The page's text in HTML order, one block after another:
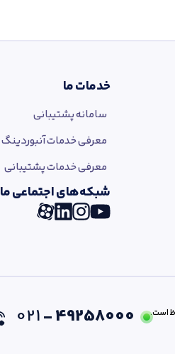
خدمات ما
سامانه پشتیبانی
معرفی خدمات آنبوردینگ
معرفی خدمات پشتیبانی
شبکه‌های اجتماعی ما
است. 49258000 -
021